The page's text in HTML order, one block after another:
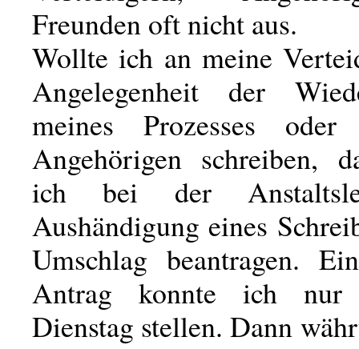
Freunden oft nicht aus.
Wollte ich an meine
Angelegenheit der
meines Prozesses
Angehörigen schreiben,
ich bei der
Aushändigung eines
Umschlag beantragen.
Antrag konnte ich nur
Dienstag stellen. Dann